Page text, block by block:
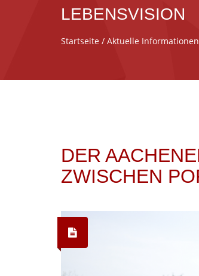
LEBENSVISION
Startseite / Aktuelle Informationen
DER
ZWISCHEN